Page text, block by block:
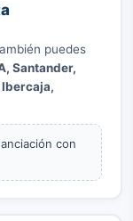
puedes
Santander,
Ibercaja,
con